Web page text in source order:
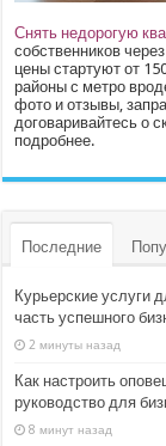
Снять недорогую
собственников
цены стартуют от
районы с метро
фото и отзывы,
договаривайтесь о
подробнее.
Последние
Курьерские услуги
часть успешного
2 минуты назад
Как настроить
руководство для
8 минут назад